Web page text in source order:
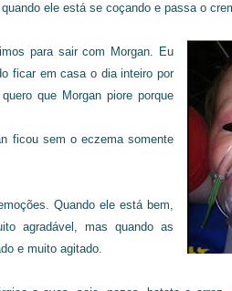
ele está se coçando e passa o
para sair com Morgan. Eu
ficar em casa o dia inteiro por
que Morgan piore porque
ficou sem o eczema somente
Quando ele está bem,
agradável, mas quando as
e muito agitado.